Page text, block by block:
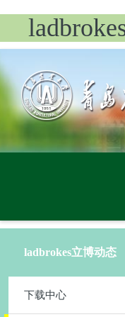
ladbrokes立博动态
下载中心